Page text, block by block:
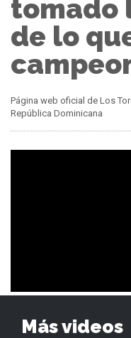
tomado
de lo
Página web oficial de Los
República Dominicana
Más videos